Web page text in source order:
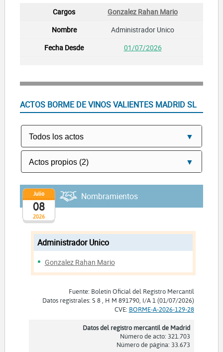
Gonzalez Rahan Mario
Administrador Unico
01/07/2026
ACTOS BORME DE VINOS VALIENTES MADRID SL
2026
Julio
08
Nombramientos
Administrador Unico
Gonzalez Rahan Mario
Fuente: Boletín Oficial del Registro Mercantil
Datos registrales: S 8 , H M 891790, I/A 1 (01/07/2026)
CVE: BORME-A-2026-129-28
Datos del registro mercantil de Madrid
Número de acto: 321.703
Número de página: 33.673